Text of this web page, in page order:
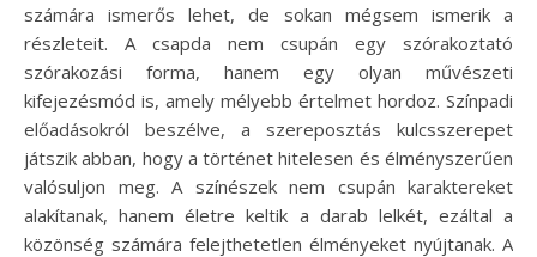
számára ismerős lehet, de sokan mégsem ismerik a
részleteit. A csapda nem csupán egy szórakoztató
szórakozási forma, hanem egy olyan művészeti
kifejezésmód is, amely mélyebb értelmet hordoz. Színpadi
előadásokról beszélve, a szereposztás kulcsszerepet
játszik abban, hogy a történet hitelesen és élményszerűen
valósuljon meg. A színészek nem csupán karaktereket
alakítanak, hanem életre keltik a darab lelkét, ezáltal a
közönség számára felejthetetlen élményeket nyújtanak. A